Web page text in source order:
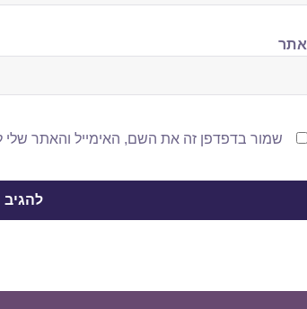
אתר
שמור בדפדפן זה את השם, האימייל והאתר